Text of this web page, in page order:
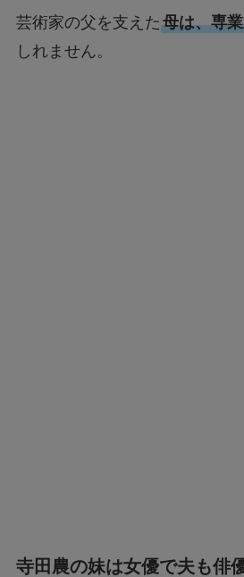
芸術家の父を支えた母は、専
しれません。
寺田農の妹は女優で夫も俳